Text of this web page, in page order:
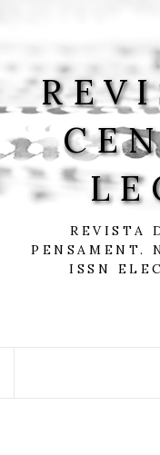
REVISTA
PENSAMENT.
ISSN